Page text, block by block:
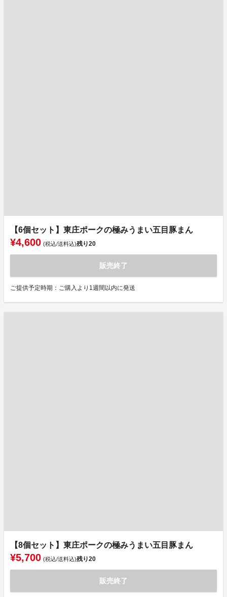
【6個セット】東庄ポークの極みうまい五目豚まん
¥4,600 (税込/送料込)残り20
販売終了
ご提供予定時期：ご購入より1週間以内に発送
【8個セット】東庄ポークの極みうまい五目豚まん
¥5,700 (税込/送料込)残り20
販売終了